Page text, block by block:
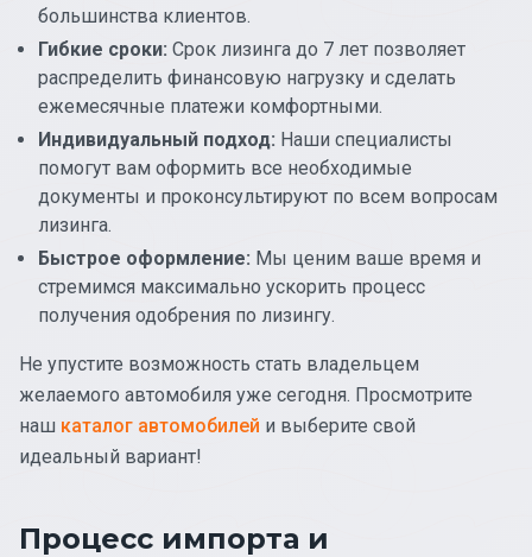
большинства клиентов.
Гибкие сроки: Срок лизинга до 7 лет позволяет
распределить финансовую нагрузку и сделать
ежемесячные платежи комфортными.
Индивидуальный подход: Наши специалисты
помогут вам оформить все необходимые
документы и проконсультируют по всем вопросам
лизинга.
Быстрое оформление: Мы ценим ваше время и
стремимся максимально ускорить процесс
получения одобрения по лизингу.
Не упустите возможность стать владельцем
желаемого автомобиля уже сегодня. Просмотрите
наш каталог автомобилей и выберите свой
идеальный вариант!
Процесс импорта и